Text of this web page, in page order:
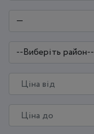
—
--Виберіть район--